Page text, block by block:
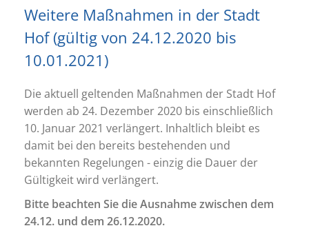
Weitere Maßnahmen in der Stadt
Hof (gültig von 24.12.2020 bis
10.01.2021)
Die aktuell geltenden Maßnahmen der Stadt Hof
werden ab 24. Dezember 2020 bis einschließlich
10. Januar 2021 verlängert. Inhaltlich bleibt es
damit bei den bereits bestehenden und
bekannten Regelungen - einzig die Dauer der
Gültigkeit wird verlängert.
Bitte beachten Sie die Ausnahme zwischen dem
24.12. und dem 26.12.2020.